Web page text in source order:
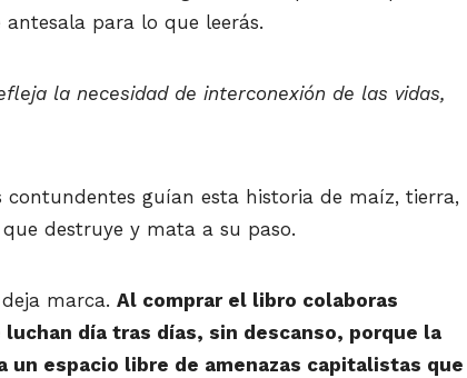
para lo que leerás.
la necesidad de interconexión de las vidas,
contundentes guían esta historia de maíz, tierra,
destruye y mata a su paso.
marca. Al comprar el libro colaboras
día tras días, sin descanso, porque la
espacio libre de amenazas capitalistas que